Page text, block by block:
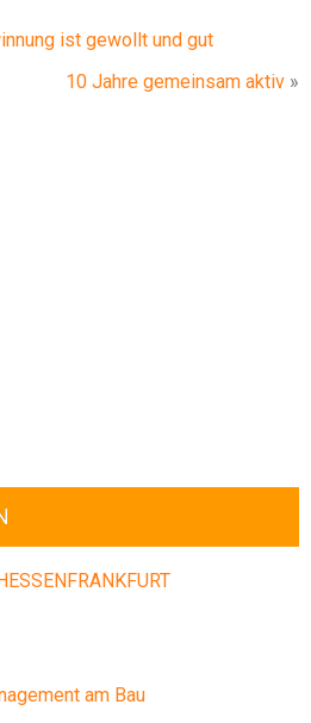
ist gewollt und gut
10 Jahre gemeinsam aktiv »
am Bau